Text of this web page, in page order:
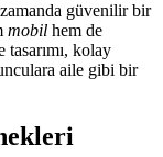
güvenilir bir
mobil hem de
tasarımı, kolay
aile gibi bir